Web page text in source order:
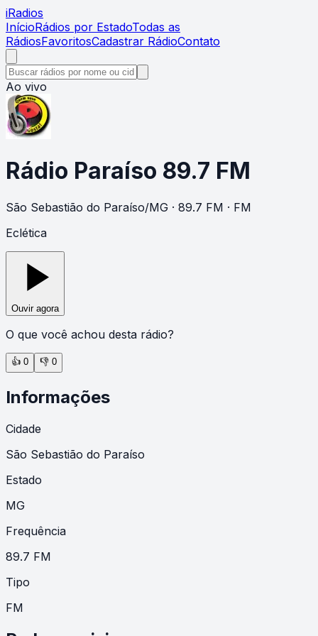
iRadios
InícioRádios por EstadoTodas as
RádiosFavoritosCadastrar RádioContato
Ao vivo
Rádio Paraíso 89.7 FM
São Sebastião do Paraíso/MG · 89.7 FM · FM
Eclética
Ouvir agora
O que você achou desta rádio?
👍 0 👎 0
Informações
Cidade
São Sebastião do Paraíso
Estado
MG
Frequência
89.7 FM
Tipo
FM